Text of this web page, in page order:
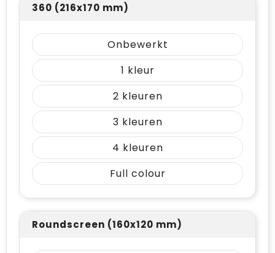
360 (216x170 mm)
Onbewerkt
1
2
3
4
Full colour
Roundscreen (160x120 mm)